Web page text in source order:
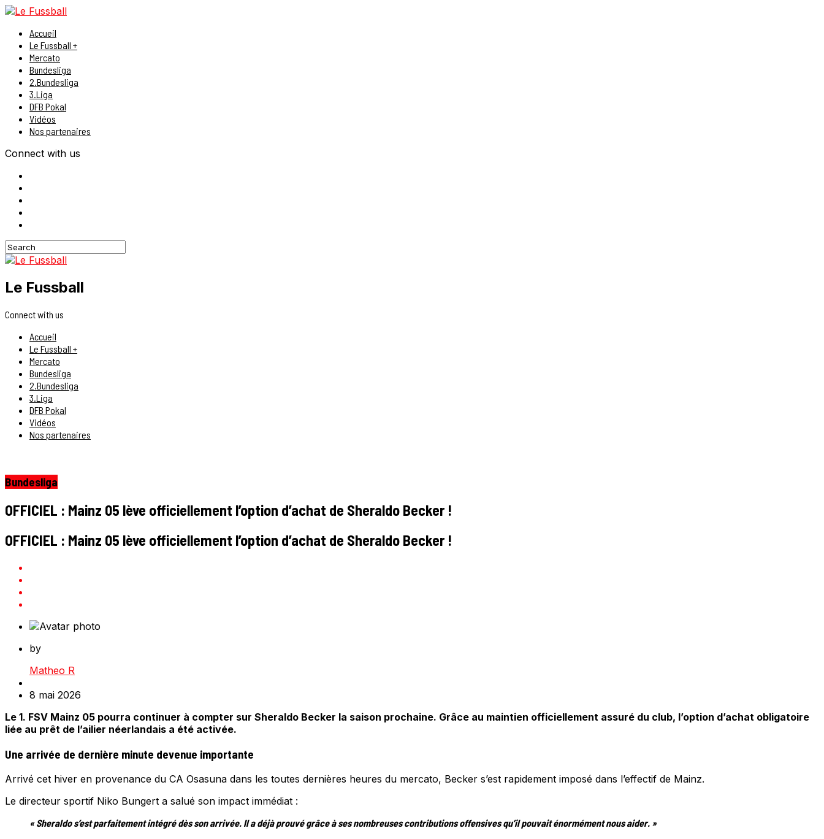
Accueil
Le Fussball +
Mercato
Bundesliga
2.Bundesliga
3.Liga
DFB Pokal
Vidéos
Nos partenaires
Connect with us
Le Fussball
Connect with us
Accueil
Le Fussball +
Mercato
Bundesliga
2.Bundesliga
3.Liga
DFB Pokal
Vidéos
Nos partenaires
Bundesliga
OFFICIEL : Mainz 05 lève officiellement l’option d’achat de Sheraldo Becker !
OFFICIEL : Mainz 05 lève officiellement l’option d’achat de Sheraldo Becker !
by
Matheo R
8 mai 2026
Le 1. FSV Mainz 05 pourra continuer à compter sur Sheraldo Becker la saison prochaine. Grâce au maintien officiellement assuré du club, l’option d’achat obligatoire
liée au prêt de l’ailier néerlandais a été activée.
Une arrivée de dernière minute devenue importante
Arrivé cet hiver en provenance du CA Osasuna dans les toutes dernières heures du mercato, Becker s’est rapidement imposé dans l’effectif de Mainz.
Le directeur sportif Niko Bungert a salué son impact immédiat :
« Sheraldo s’est parfaitement intégré dès son arrivée. Il a déjà prouvé grâce à ses nombreuses contributions offensives qu’il pouvait énormément nous aider. »